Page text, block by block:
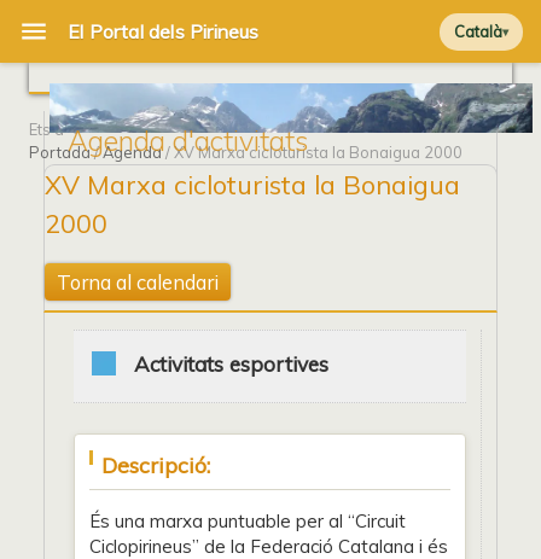
Català
Agenda d'activitats
Ets a
Portada/Agenda/ XV Marxa cicloturista la Bonaigua 2000
XV Marxa cicloturista la Bonaigua
2000
Torna al calendari
Activitats esportives
Descripció:
És una marxa puntuable per al “Circuit
Ciclopirineus” de la Federació Catalana i és